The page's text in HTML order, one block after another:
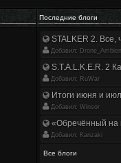
Последние блоги
STALKER 2. Все,
Добавил:
S.T.A.L.K.E.R. 2
Добавил: RuWar
Итоги июня и
Добавил: Winsor
«Обречённый на
Добавил: Kanzaki
Все блоги